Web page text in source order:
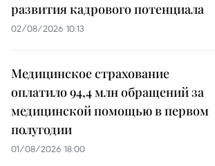
развития кадрового потенциала
02/08/2026 10:13
Медицинское страхование
оплатило 94,4 млн обращений за
медицинской помощью в первом
полугодии
01/08/2026 18:00